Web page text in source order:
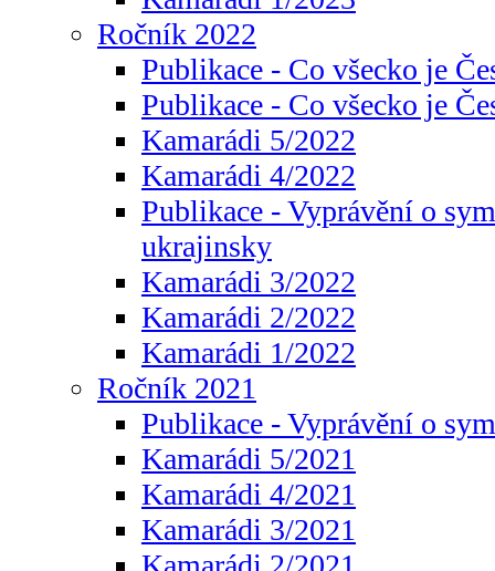
Ročník 2022
Publikace - Co všecko je
Publikace - Co všecko je
Kamarádi 5/2022
Kamarádi 4/2022
Publikace - Vyprávění o
ukrajinsky
Kamarádi 3/2022
Kamarádi 2/2022
Kamarádi 1/2022
Ročník 2021
Publikace - Vyprávění o
Kamarádi 5/2021
Kamarádi 4/2021
Kamarádi 3/2021